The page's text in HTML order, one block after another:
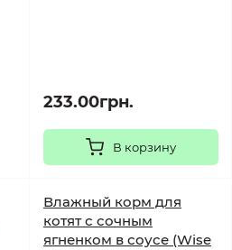
233.00грн.
В корзину
Влажный корм для
котят с сочным
ягненком в соусе (Wise